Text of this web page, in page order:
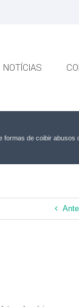
NOTÍCIAS
formas de coibir abusos